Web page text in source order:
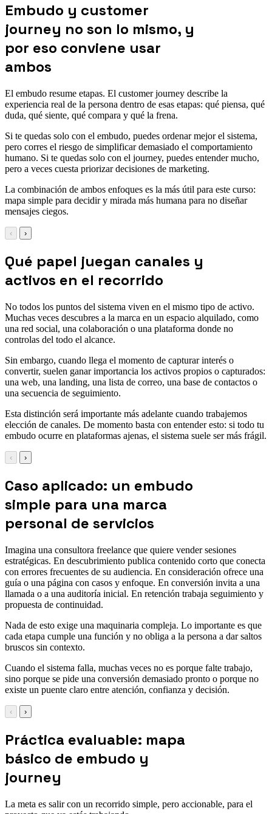
Embudo y customer
journey no son lo mismo, y
por eso conviene usar
ambos
El embudo resume etapas. El customer journey describe la
experiencia real de la persona dentro de esas etapas: qué piensa, qué
duda, qué siente, qué compara y qué la frena.
Si te quedas solo con el embudo, puedes ordenar mejor el sistema,
pero corres el riesgo de simplificar demasiado el comportamiento
humano. Si te quedas solo con el journey, puedes entender mucho,
pero a veces cuesta priorizar decisiones de marketing.
La combinación de ambos enfoques es la más útil para este curso:
mapa simple para decidir y mirada más humana para no diseñar
mensajes ciegos.
‹ ›
Qué papel juegan canales y
activos en el recorrido
No todos los puntos del sistema viven en el mismo tipo de activo.
Muchas veces descubres a la marca en un espacio alquilado, como
una red social, una colaboración o una plataforma donde no
controlas del todo el alcance.
Sin embargo, cuando llega el momento de capturar interés o
convertir, suelen ganar importancia los activos propios o capturados:
una web, una landing, una lista de correo, una base de contactos o
una secuencia de seguimiento.
Esta distinción será importante más adelante cuando trabajemos
elección de canales. De momento basta con entender esto: si todo tu
embudo ocurre en plataformas ajenas, el sistema suele ser más frágil.
‹ ›
Caso aplicado: un embudo
simple para una marca
personal de servicios
Imagina una consultora freelance que quiere vender sesiones
estratégicas. En descubrimiento publica contenido corto que conecta
con errores frecuentes de su audiencia. En consideración ofrece una
guía o una página con casos y enfoque. En conversión invita a una
llamada o a una auditoría inicial. En retención trabaja seguimiento y
propuesta de continuidad.
Nada de esto exige una maquinaria compleja. Lo importante es que
cada etapa cumple una función y no obliga a la persona a dar saltos
bruscos sin contexto.
Cuando el sistema falla, muchas veces no es porque falte trabajo,
sino porque se pide una conversión demasiado pronto o porque no
existe un puente claro entre atención, confianza y decisión.
‹ ›
Práctica evaluable: mapa
básico de embudo y
journey
La meta es salir con un recorrido simple, pero accionable, para el